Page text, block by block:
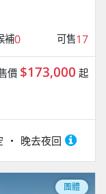
補0 可售17
晚去夜回
價 $173,000 起
團體